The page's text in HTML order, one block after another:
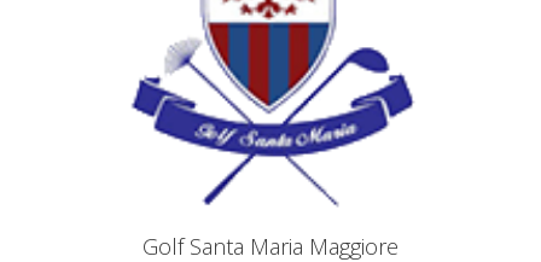
Golf Santa Maria Maggiore